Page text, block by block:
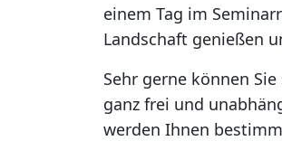
einem Tag im
Landschaft genießen
Sehr gerne können
ganz frei und
werden Ihnen